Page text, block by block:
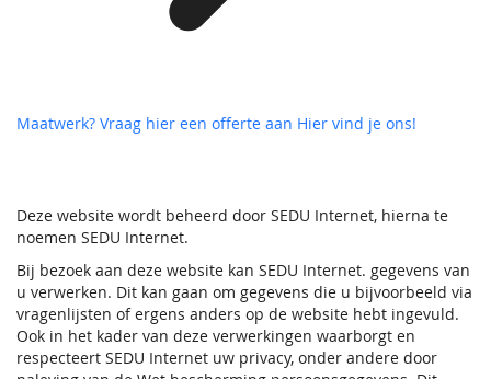
Deze website wordt beheerd door SEDU Internet, hierna te
noemen SEDU Internet.
Bij bezoek aan deze website kan SEDU Internet. gegevens van
u verwerken. Dit kan gaan om gegevens die u bijvoorbeeld via
vragenlijsten of ergens anders op de website hebt ingevuld.
Ook in het kader van deze verwerkingen waarborgt en
respecteert SEDU Internet uw privacy, onder andere door
Maatwerk? Vraag hier een offerte aan Hier vind je ons!